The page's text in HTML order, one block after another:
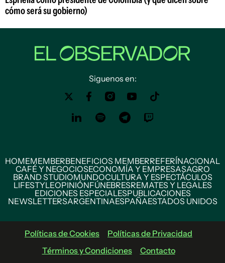
cómo será su gobierno)
Siguenos en:
HOMEMEMBERBENEFICIOS MEMBERREFERÍNACIONAL
CAFÉ Y NEGOCIOSECONOMÍA Y EMPRESASAGRO
BRAND STUDIOMUNDOCULTURA Y ESPECTÁCULOS
LIFESTYLEOPINIÓNFÚNEBRESREMATES Y LEGALES
EDICIONES ESPECIALESPUBLICACIONES
NEWSLETTERSARGENTINAESPAÑAESTADOS UNIDOS
Políticas de Cookies
Políticas de Privacidad
Términos y Condiciones
Contacto